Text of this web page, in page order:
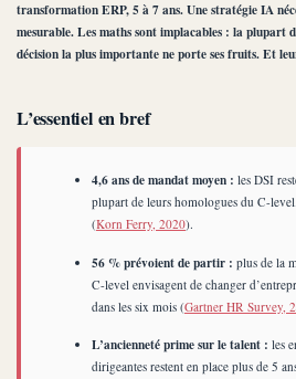
transformation ERP, 5 à 7 ans. Une stratégie IA
mesurable. Les maths sont implacables : la plupart
décision la plus importante ne porte ses fruits. Et
L’essentiel en bref
4,6 ans de mandat moyen : les DSI
plupart de leurs homologues du C-
(Korn Ferry, 2020).
56 % prévoient de partir : plus de la
C-level envisagent de changer
dans les six mois (Gartner HR Survey,
L’ancienneté prime sur le talent : les
dirigeantes restent en place plus de 5